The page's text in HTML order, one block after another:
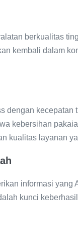
berkualitas
kembali dalam
dengan
kebersihan
kualitas layanan
informasi yang
kunci